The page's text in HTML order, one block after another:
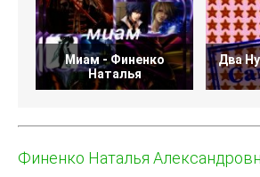
Миам - Финенко
Наталья
Два
Финенко Наталья